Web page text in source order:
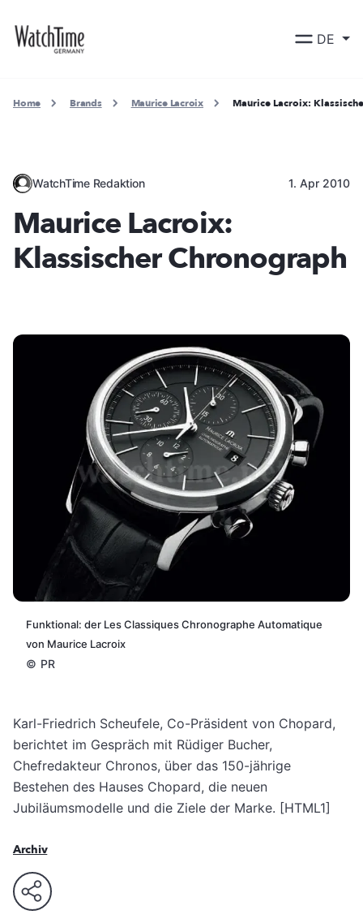
DE
Home Brands Maurice Lacroix Maurice Lacroix:
WatchTime Redaktion 1. Apr 2010
Maurice Lacroix:
Klassischer Chronograph
Funktional: der Les Classiques Chronographe Automatique
von Maurice Lacroix
© PR
Karl-Friedrich Scheufele, Co-Präsident von Chopard,
berichtet im Gespräch mit Rüdiger Bucher,
Chefredakteur Chronos, über das 150-jährige
Bestehen des Hauses Chopard, die neuen
Jubiläumsmodelle und die Ziele der Marke. [HTML1]
Archiv